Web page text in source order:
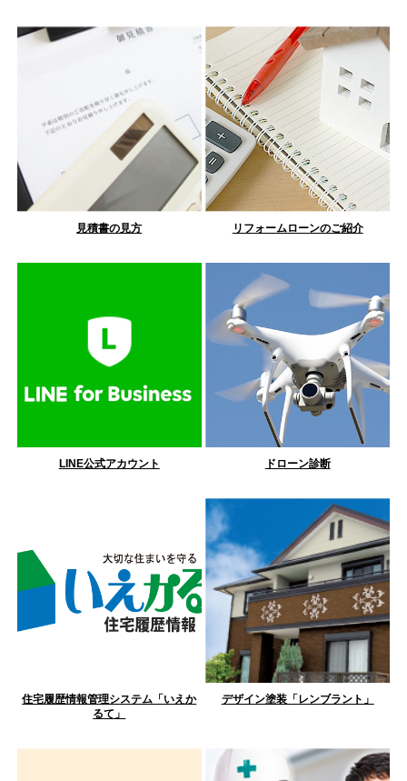
見積書の見方 リフォームローンのご紹介
LINE公式アカウント ドローン診断
住宅履歴情報管理システム「いえか
るて」
デザイン塗装「レンブラント」